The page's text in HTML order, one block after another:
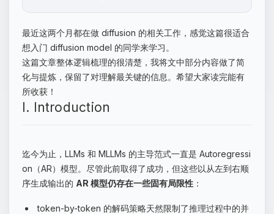
最近这两个月都在做 diffusion 的相关工作，感觉这篇很适合
想入门 diffusion model 的同学来学习。
这篇文章整体逻辑梳理的很清楚，我将文中部分内容做了简
化与提炼，保留了对理解最关键的信息。希望大家读完能有
所收获！
I. Introduction
迄今为止，LLMs 和 MLLMs 的主导范式一直是 Autoregressi
on（AR）模型。尽管此前取得了成功，但这些以从左到右顺
序生成输出的 AR 模型仍存在一些固有局限性 ：
token-by-token 的解码策略天然限制了推理过程中的并